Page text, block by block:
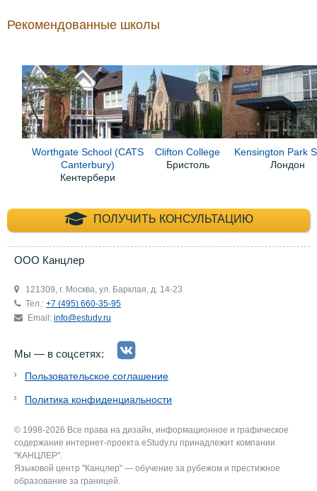
Рекомендованные школы
Worthgate School (CATS
Canterbury)
Кентербери
Clifton College
Бристоль
Kensington Park
Лондон
ПОЛУЧИТЬ КОНСУЛЬТАЦИЮ
+7 (495) 660-35-
ООО Канцлер
121309, г. Москва, ул. Барклая, д. 14-23
Тел.: +7 (495) 660-35-95
Email: info@estudy.ru
Мы — в соцсетях:
Пользовательское соглашение
Политика конфиденциальности
© 1998-2026 Все права на дизайн, информационное и графическое
содержание интернет-проекта eStudy.ru принадлежит компании
"КАНЦЛЕР".
Языковой центр "Канцлер" — обучение за рубежом и престижное
образование за границей.